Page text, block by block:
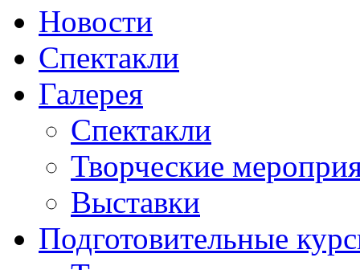
Новости
Спектакли
Галерея
Спектакли
Творческие
Выставки
Подготовительные